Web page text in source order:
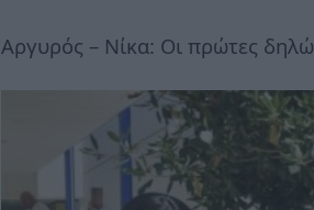
Αργυρός – Νίκα: Οι πρώτες